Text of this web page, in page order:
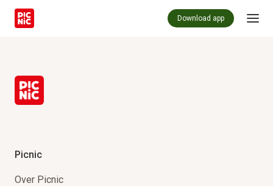
Download app
Picnic
Over Picnic